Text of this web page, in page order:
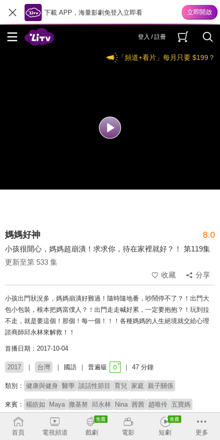
下載 APP，海量影劇免登入立即看
登入 / 註冊
「頻道+看片」每月只要 $199？
媽媽好神 8.0
小孩很開心，媽媽超崩潰！求求你，待在家裡就好？！ 第119集
更新至第 533 集
收藏
分享
小孩出門狀況多，媽媽崩潰好難過！隨時隨地番，吵鬧停不了？！出門大
包小包裝，根本把媽當僕人？！出門走走喊好累，一定要抱抱？！玩到拉
不走，就是要這個！那個！每一個！！！各種媽媽的人生絕境就交給心理
諮商師邱永林來解救！！
首播日期：2017-10-04
2017 台灣 國語 普遍級 47 分鐘
類別： 健康與健身 醫學 談話性節目 育兒 家庭 親子關係
來賓： 楊皓如 Maya 撒基努 邱永林 Nina 茜茜 趙唯伶 五寶媽
主持： 鍾欣凌
首頁 電視頻道 戲劇 電影 短劇 更多